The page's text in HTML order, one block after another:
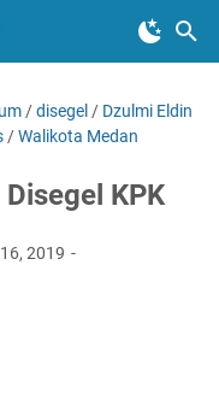
/disegel / Dzulmi Eldin
/Walikota Medan
KPK
2019